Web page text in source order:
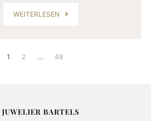
WEITERLESEN
1 2 … 48
JUWELIER BARTELS